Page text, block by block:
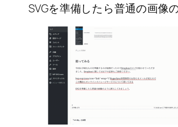
SVGを準備したら普通の画像